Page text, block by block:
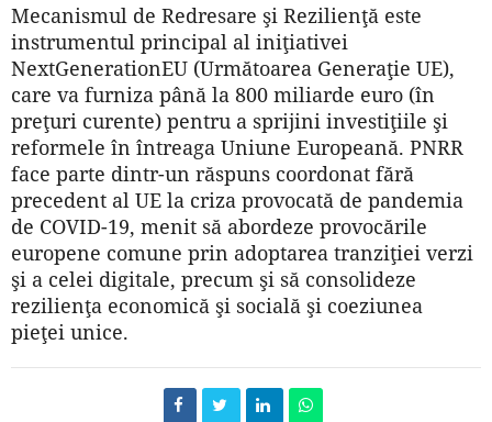
Mecanismul de Redresare şi Rezilienţă este
instrumentul principal al iniţiativei
NextGenerationEU (Următoarea Generaţie UE),
care va furniza până la 800 miliarde euro (în
preţuri curente) pentru a sprijini investiţiile şi
reformele în întreaga Uniune Europeană. PNRR
face parte dintr-un răspuns coordonat fără
precedent al UE la criza provocată de pandemia
de COVID-19, menit să abordeze provocările
europene comune prin adoptarea tranziţiei verzi
şi a celei digitale, precum şi să consolideze
rezilienţa economică şi socială şi coeziunea
pieţei unice.